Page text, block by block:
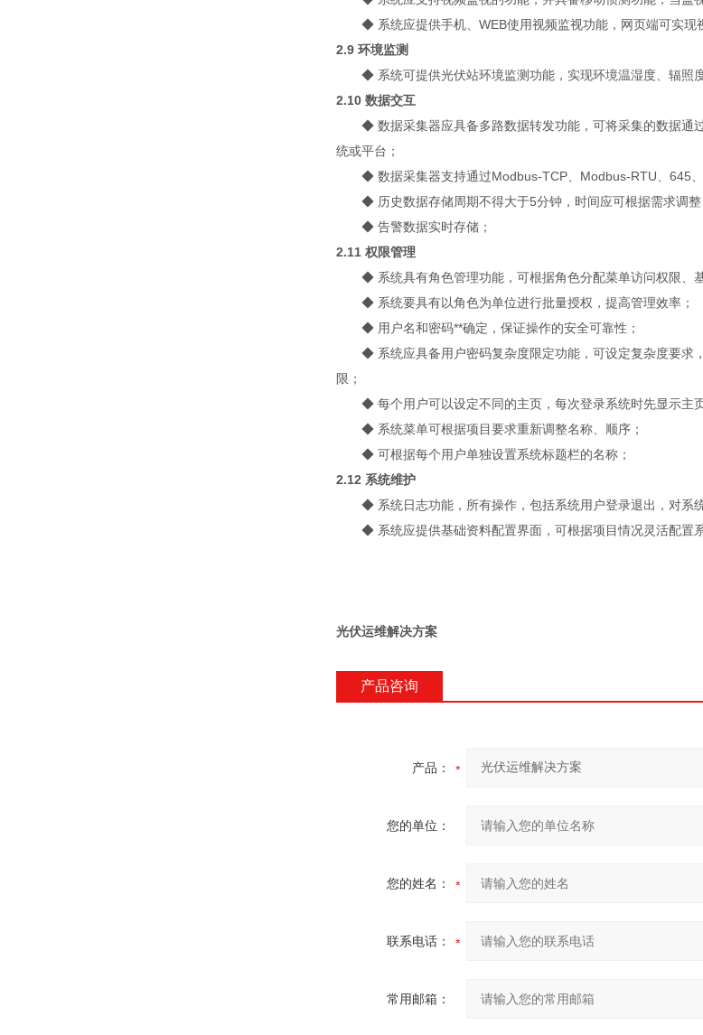
◆ 系统应提供手机、WEB使用视频监视功能，网页端可实现
2.9 环境监测
◆ 系统可提供光伏站环境监测功能，实现环境温湿度、辐照
2.10 数据交互
◆ 数据采集器应具备多路数据转发功能，可将采集的数据
统或平台；
◆ 数据采集器支持通过Modbus-TCP、Modbus-RTU、645
◆ 历史数据存储周期不得大于5分钟，时间应可根据需求调
◆ 告警数据实时存储；
2.11 权限管理
◆ 系统具有角色管理功能，可根据角色分配菜单访问权限、
◆ 系统要具有以角色为单位进行批量授权，提高管理效率；
◆ 用户名和密码**确定，保证操作的安全可靠性；
◆ 系统应具备用户密码复杂度限定功能，可设定复杂度要
限；
◆ 每个用户可以设定不同的主页，每次登录系统时先显示主
◆ 系统菜单可根据项目要求重新调整名称、顺序；
◆ 可根据每个用户单独设置系统标题栏的名称；
2.12 系统维护
◆ 系统日志功能，所有操作，包括系统用户登录退出，对系
◆ 系统应提供基础资料配置界面，可根据项目情况灵活配置
光伏运维解决方案
产品咨询
产品：
您的单位：
您的姓名：
联系电话：
常用邮箱：